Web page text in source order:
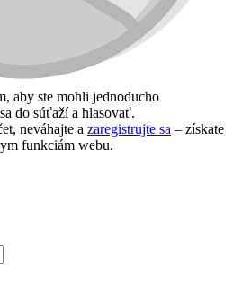
aby ste mohli jednoducho
do súťaží a hlasovať.
neváhajte a zaregistrujte sa – získate
funkciám webu.